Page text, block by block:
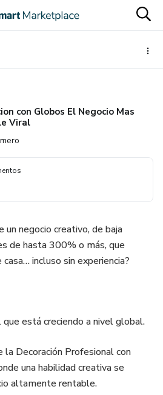
con Globos El Negocio Mas
Viral
un negocio creativo, de baja
de hasta 300% o más, que
incluso sin experiencia?
que está creciendo a nivel global.
la Decoración Profesional con
una habilidad creativa se
altamente rentable.